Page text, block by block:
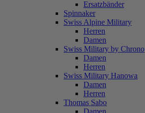
Ersatzbänder
Spinnaker
Swiss Alpine Military
Herren
Damen
Swiss Military by Chrono
Damen
Herren
Swiss Military Hanowa
Damen
Herren
Thomas Sabo
Damen